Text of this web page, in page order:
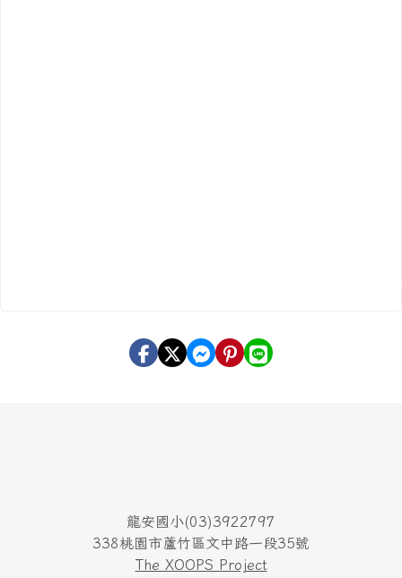
龍安國小(03)3922797
338桃園市蘆竹區文中路一段35號
The XOOPS Project